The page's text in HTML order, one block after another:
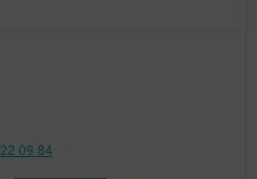
09 84